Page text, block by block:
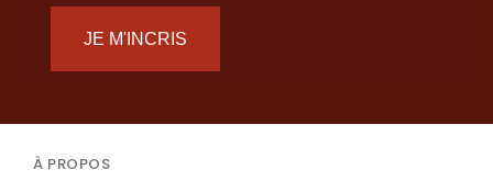
JE M'INCRIS
À PROPOS